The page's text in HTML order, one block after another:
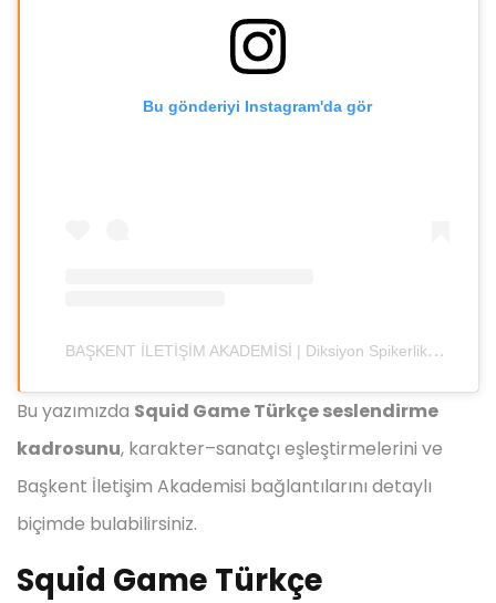
Bu gönderiyi Instagram'da gör
BAŞKENT İLETİŞİM AKADEMİSİ | Diksiyon Spikerlik Dublaj Oyunculuk (@baskentiletisim)'in paylaştığı bir gönderi
Bu yazımızda Squid Game Türkçe seslendirme
kadrosunu, karakter–sanatçı eşleştirmelerini ve
Başkent İletişim Akademisi bağlantılarını detaylı
biçimde bulabilirsiniz.
Squid Game Türkçe